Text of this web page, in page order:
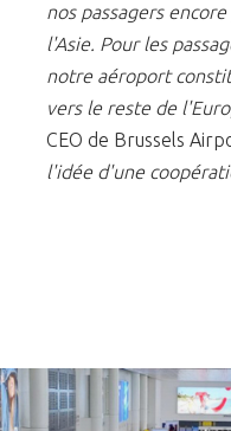
nos passagers
l'Asie. Pour les
notre aéroport
vers le reste de
CEO de Brussels
l'idée d'une